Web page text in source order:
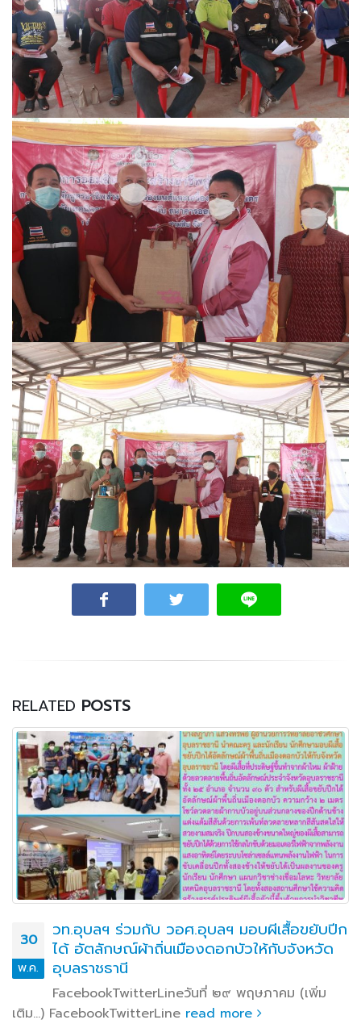
RELATED POSTS
21
ก.ค.
การประเมินศูนย์บ่มเพาะผู้ประกอบการอาชีวศึกษา
ระดับจังหวัด จังหวัดอุบลราชธานี ประจำ
ปีงบประมาณ พ.ศ. 2569 (รอบการประเมินปี
การศึกษา 2568)
FacebookTwitterLineวันที่ 20 กรกฎาคม 2569 เวลา